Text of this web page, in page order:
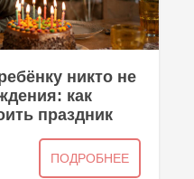
никто не
как
праздник
ПОДРОБНЕЕ